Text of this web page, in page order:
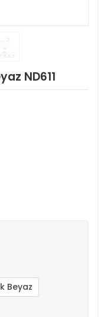
ND611
Beyaz